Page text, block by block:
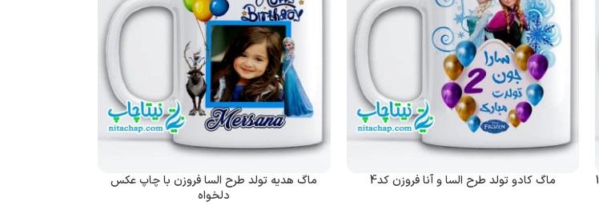
ماگ کادو تولد طرح السا و آنا فروزن کد4
ماگ هدیه تولد طرح السا فروزن با چاپ عکس
دلخواه